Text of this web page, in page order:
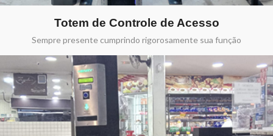
Totem de Controle de Acesso
Sempre presente cumprindo rigorosamente sua função